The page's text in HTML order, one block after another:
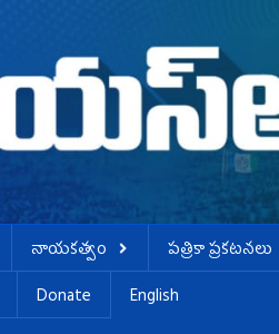
నాయకత్వం పత్రికా ప్రకటనలు
Donate English